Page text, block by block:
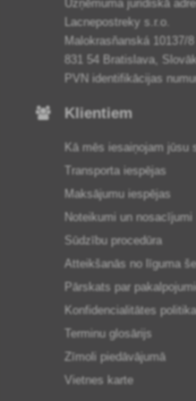
Uzņēmuma juridiskā
Lacnepostreky s.r.o.
Malokrasňanská 10137/8
831 54 Bratislava,
PVN identifikācijas
Klientiem
Kā mēs iesaiņojam jūsu
Transporta iespējas
Maksājumu iespējas
Noteikumi un nosacījumi
Sūdzību procedūra
Atteikšanās no līguma
Pārskats par
Konfidencialitātes politika
Terminu glosārijs
Zīmoli piedāvājumā
Vietnes karte